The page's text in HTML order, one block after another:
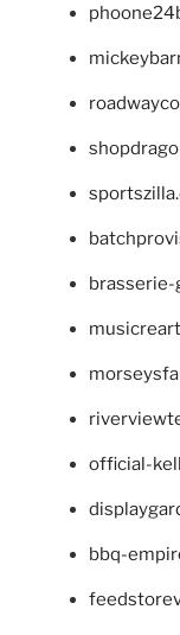
official-
bbq-